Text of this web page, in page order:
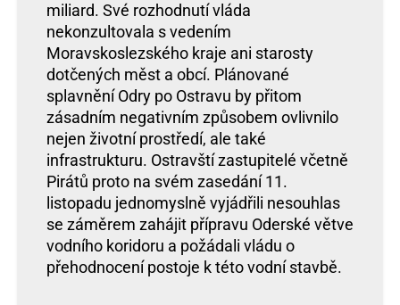
miliard. Své rozhodnutí vláda
nekonzultovala s vedením
Moravskoslezského kraje ani starosty
dotčených měst a obcí. Plánované
splavnění Odry po Ostravu by přitom
zásadním negativním způsobem ovlivnilo
nejen životní prostředí, ale také
infrastrukturu. Ostravští zastupitelé včetně
Pirátů proto na svém zasedání 11.
listopadu jednomyslně vyjádřili nesouhlas
se záměrem zahájit přípravu Oderské větve
vodního koridoru a požádali vládu o
přehodnocení postoje k této vodní stavbě.